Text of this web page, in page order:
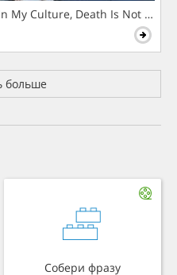
My Culture, Death Is Not The
больше
Собери фразу